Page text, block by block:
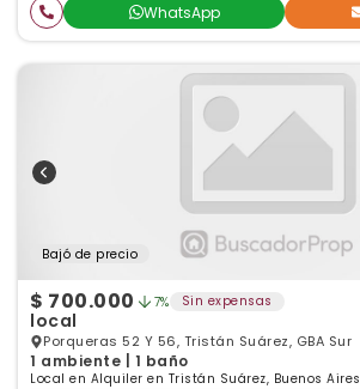
WhatsApp
Bajó de precio
$ 700.000 7% Sin expensas
local
Porqueras 52 Y 56, Tristán Suárez, GBA Sur
1 ambiente | 1 baño
Local en Alquiler en Tristán Suárez, Buenos Aires